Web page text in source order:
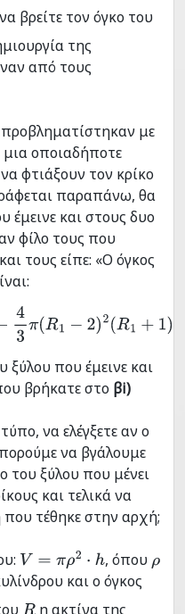
βρείτε τον όγκο του
της
από τους
προβληματίστηκαν με
μια οποιαδήποτε
να φτιάξουν τον κρίκο
παραπάνω, θα
έμεινε και στους δυο
φίλο τους που
τους είπε: «Ο όγκος
3π (R1− R1+1)
ξύλου που έμεινε και
βρήκατε στο βi)
να ελέγξετε αν ο
να βγάλουμε
του ξύλου που μένει
και τελικά να
τέθηκε στην αρχή;
V= πρ 2⋅h , όπου ρ
και ο όγκος
η ακτίνα της